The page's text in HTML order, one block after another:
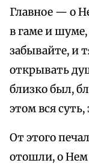
Главное — о
в гаме и шуме,
забывайте, и
открывать
близко был,
этом вся
От этого
отошли, о Нем